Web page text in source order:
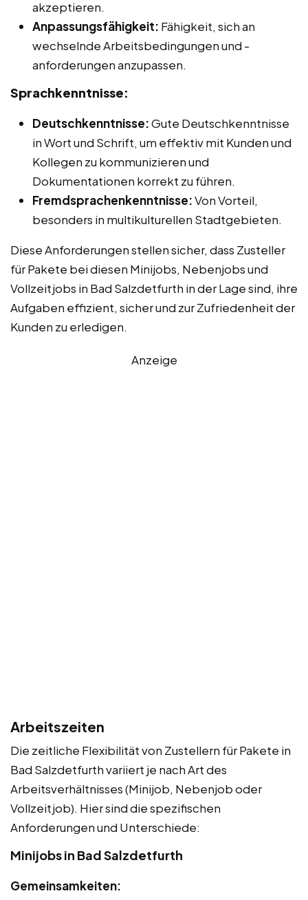
akzeptieren.
Anpassungsfähigkeit: Fähigkeit, sich an
wechselnde Arbeitsbedingungen und -
anforderungen anzupassen.
Sprachkenntnisse:
Deutschkenntnisse:Gute Deutschkenntnisse
in Wort und Schrift, um effektiv mit Kunden und
Kollegen zu kommunizieren und
Dokumentationen korrekt zu führen.
Fremdsprachenkenntnisse:Von Vorteil,
besonders in multikulturellen Stadtgebieten.
Diese Anforderungen stellen sicher, dass Zusteller
für Pakete bei diesen Minijobs, Nebenjobs und
Vollzeitjobs in Bad Salzdetfurth in der Lage sind, ihre
Aufgaben effizient, sicher und zur Zufriedenheit der
Kunden zu erledigen.
Anzeige
Arbeitszeiten
Die zeitliche Flexibilität von Zustellern für Pakete in
Bad Salzdetfurth variiert je nach Art des
Arbeitsverhältnisses (Minijob, Nebenjob oder
Vollzeitjob). Hier sind die spezifischen
Anforderungen und Unterschiede:
Minijobs in Bad Salzdetfurth
Gemeinsamkeiten: